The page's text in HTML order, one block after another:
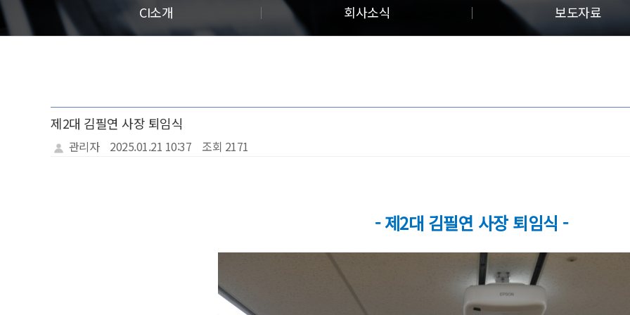
CI소개 회사소식 보도자료
제2대 김필연 사장 퇴임식
관리자 2025.01.21 10:37 조회 2171
- 제2대 김필연 사장 퇴임식 -